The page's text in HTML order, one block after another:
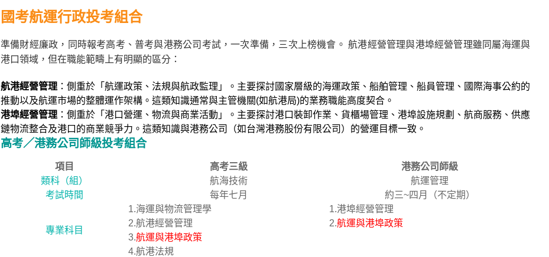
國考航運行政投考組合
準備財經廉政，同時報考高考、普考與港務公司考試，一次準備，三次上榜機會。 航港經營管理與港埠經營管理雖同屬海運與
港口領域，但在職能範疇上有明顯的區分：
航港經營管理 ：側重於「航運政策、法規與航政監理」。主要探討國家層級的海運政策、船舶管理、船員管理、國際海事公約的
推動以及航運市場的整體運作架構。這類知識通常與主管機關(如航港局)的業務職能高度契合。
港埠經營管理 ：側重於「港口營運、物流與商業活動」。主要探討港口裝卸作業、貨櫃場管理、港埠設施規劃、航商服務、供應
鏈物流整合及港口的商業競爭力。這類知識與港務公司（如台灣港務股份有限公司）的營運目標一致。
高考／港務公司師級投考組合
項目 高考三級
港務公司師級
類科（組）
航海技術
航運管理
考試時間
每年七月 約三~四月（不定期）
專業科目
1.海運與物流管理學
2.航港經營管理
3.航運與港埠政策
4.航港法規
1.港埠經營管理
2.航運與港埠政策